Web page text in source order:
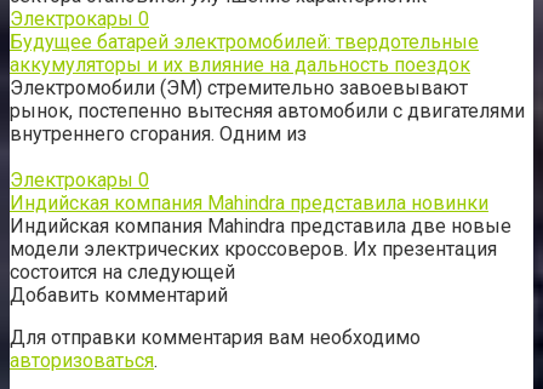
Электрокары 0
Будущее батарей электромобилей: твердотельные
аккумуляторы и их влияние на дальность поездок
Электромобили (ЭМ) стремительно завоевывают
рынок, постепенно вытесняя автомобили с двигателями
внутреннего сгорания. Одним из
Электрокары 0
Индийская компания Mahindra представила новинки
Индийская компания Mahindra представила две новые
модели электрических кроссоверов. Их презентация
состоится на следующей
Добавить комментарий
Для отправки комментария вам необходимо
авторизоваться.